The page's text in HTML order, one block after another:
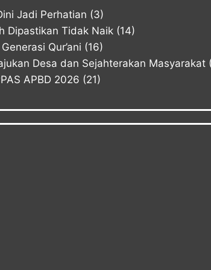
Jadi Perhatian (3)
Dipastikan Tidak Naik (14)
Qur’ani (16)
Desa dan Sejahterakan Masyarakat
APBD 2026 (21)